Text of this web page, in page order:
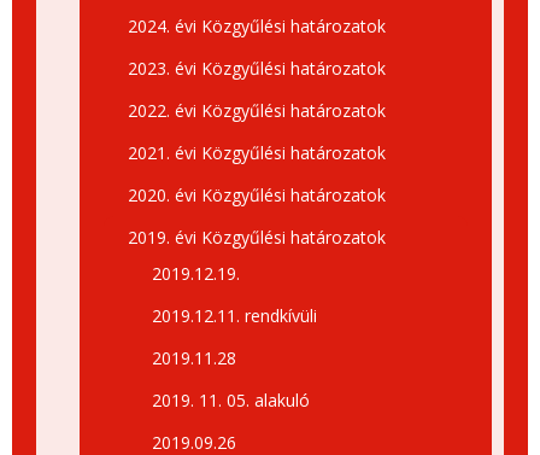
2024. évi Közgyűlési határozatok
2023. évi Közgyűlési határozatok
2022. évi Közgyűlési határozatok
2021. évi Közgyűlési határozatok
2020. évi Közgyűlési határozatok
2019. évi Közgyűlési határozatok
2019.12.19.
2019.12.11. rendkívüli
2019.11.28
2019. 11. 05. alakuló
2019.09.26